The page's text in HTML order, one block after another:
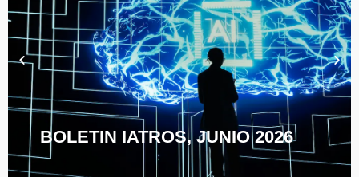
BOLETIN IATROS, JUNIO 2026